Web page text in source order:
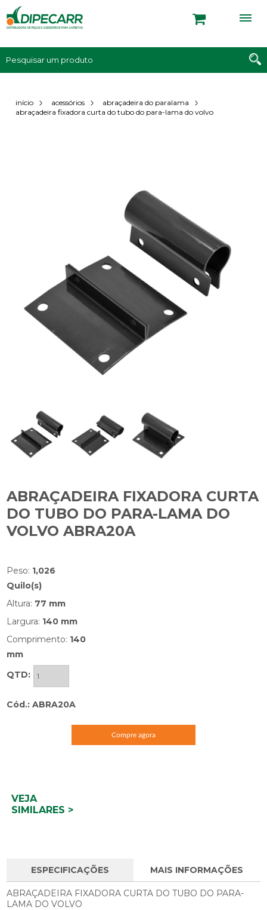
início acessórios
abraçadeira do paralama
abraçadeira fixadora curta do tubo do para-lama do volvo
ABRAÇADEIRA FIXADORA CURTA
DO TUBO DO PARA-LAMA DO
VOLVO ABRA20A
Peso: 1,026
Quilo(s)
Altura: 77 mm
Largura: 140 mm
Comprimento: 140
mm
QTD:
Cód.: ABRA20A
Compre agora
VEJA
SIMILARES >
ESPECIFICAÇÕES MAIS INFORMAÇÕES
ABRAÇADEIRA FIXADORA CURTA DO TUBO DO PARA-
LAMA DO VOLVO